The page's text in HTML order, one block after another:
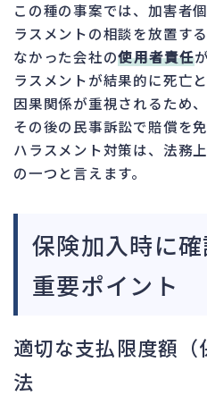
この種の事案では、加害者
ラスメントの相談を放置す
なかった会社の使用者責任
ラスメントが結果的に死亡
因果関係が重視されるため
その後の民事訴訟で賠償を
ハラスメント対策は、法務
の一つと言えます。
保険加入時に
重要ポイント
適切な支払限度額
法